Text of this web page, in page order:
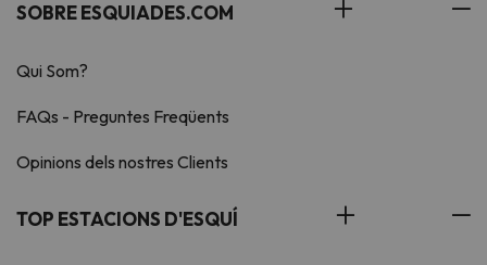
SOBRE ESQUIADES.COM
Qui Som?
FAQs - Preguntes Freqüents
Opinions dels nostres Clients
TOP ESTACIONS D'ESQUÍ